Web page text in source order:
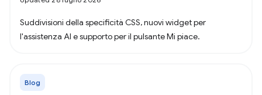
Suddivisioni della specificità CSS, nuovi widget per
l'assistenza AI e supporto per il pulsante Mi piace.
Blog